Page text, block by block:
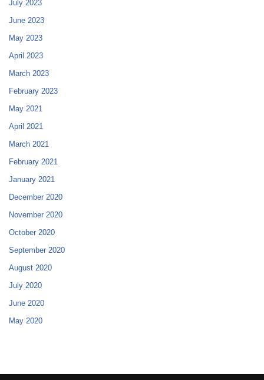
July 2023
June 2023
May 2023
April 2023
March 2023
February 2023
May 2021
April 2021
March 2021
February 2021
January 2021
December 2020
November 2020
October 2020
September 2020
August 2020
July 2020
June 2020
May 2020